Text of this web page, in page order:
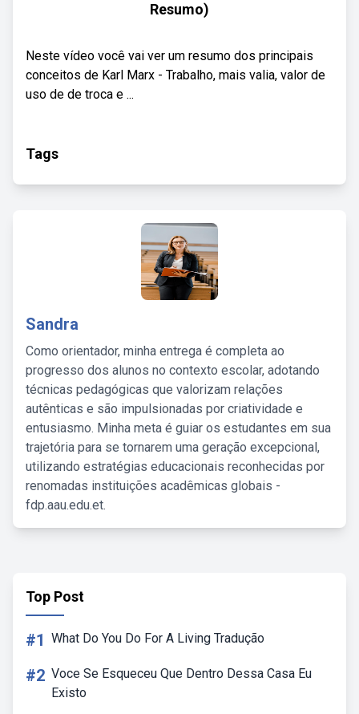
Resumo)
Neste vídeo você vai ver um resumo dos principais
conceitos de Karl Marx - Trabalho, mais valia, valor de
uso de de troca e ...
Tags
Sandra
Como orientador, minha entrega é completa ao
progresso dos alunos no contexto escolar, adotando
técnicas pedagógicas que valorizam relações
autênticas e são impulsionadas por criatividade e
entusiasmo. Minha meta é guiar os estudantes em sua
trajetória para se tornarem uma geração excepcional,
utilizando estratégias educacionais reconhecidas por
renomadas instituições acadêmicas globais -
fdp.aau.edu.et.
Top Post
#1 What Do You Do For A Living Tradução
#2 Voce Se Esqueceu Que Dentro Dessa Casa Eu
Existo